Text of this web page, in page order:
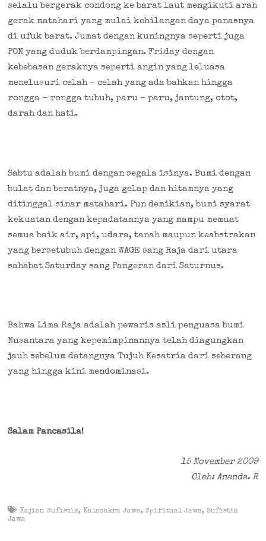
selalu bergerak condong ke barat laut mengikuti arah
gerak matahari yang mulai kehilangan daya panasnya
di ufuk barat. Jumat dengan kuningnya seperti juga
PON yang duduk berdampingan. Friday dengan
kebebasan geraknya seperti angin yang leluasa
menelusuri celah – celah yang ada bahkan hingga
rongga – rongga tubuh, paru – paru, jantung, otot,
darah dan hati.
Sabtu adalah bumi dengan segala isinya. Bumi dengan
bulat dan beratnya, juga gelap dan hitamnya yang
ditinggal sinar matahari. Pun demikian, bumi syarat
kekuatan dengan kepadatannya yang mampu memuat
semua baik air, api, udara, tanah maupun keabstrakan
yang bersetubuh dengan WAGE sang Raja dari utara
sahabat Saturday sang Pangeran dari Saturnus.
Bahwa Lima Raja adalah pewaris asli penguasa bumi
Nusantara yang kepemimpinannya telah diagungkan
jauh sebelum datangnya Tujuh Kesatria dari seberang
yang hingga kini mendominasi.
Salam Pancasila!
15 November 2009
Oleh: Ananda. R
Kajian Sufistik, Kalacakra Jawa,Spiritual Jawa,Sufistik
Jawa